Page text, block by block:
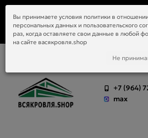
приобретённый у нас материал.
+7 (964)
max
Вы принимаете условия политики в
персональных данных и пользовательского
раз, когда оставляете свои данные в любой
на сайте васякровля.shop
Не